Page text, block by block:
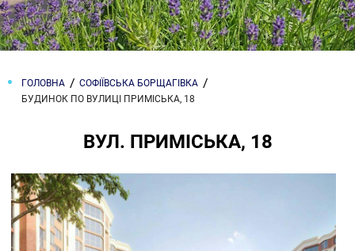
ГОЛОВНА
СОФІЇВСЬКА БОРЩАГІВКА
БУДИНОК ПО ВУЛИЦІ ПРИМІСЬКА, 18
ВУЛ. ПРИМІСЬКА, 18